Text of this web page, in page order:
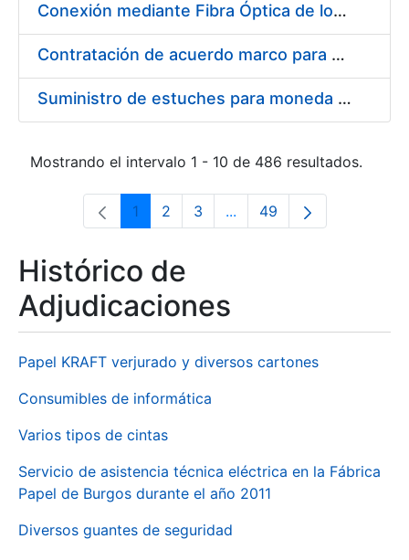
Conexión mediante Fibra Óptica de los Centros de Proceso de Datos (CPDs) de las sedes de la FNMT-RCM de Burgos y Madrid
Contratación de acuerdo marco para el Suministro de Material de Electricidad para la Fábrica Nacional de Moneda y Timbre-Real Casa de la Moneda en su centro de trabajo de Burgos
Suministro de estuches para moneda de 30 €
Mostrando el intervalo 1 - 10 de 486 resultados.
Página
1 Página
2 Página
3 ...Páginas intermedias Use
Página
49
Histórico de
Adjudicaciones
Papel KRAFT verjurado y diversos cartones
Consumibles de informática
Varios tipos de cintas
Servicio de asistencia técnica eléctrica en la Fábrica
Papel de Burgos durante el año 2011
Diversos guantes de seguridad